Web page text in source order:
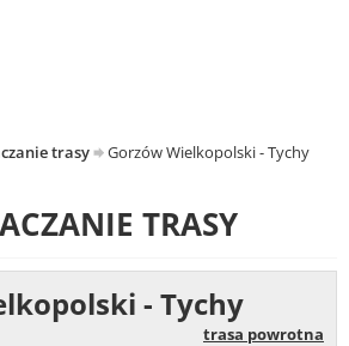
trasy Gorzów Wielkopolski - Tychy
TRASY
- Tychy
trasa powrotna